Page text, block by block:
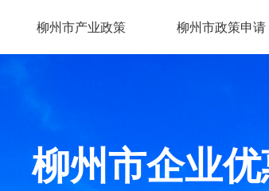
柳州市产业政策 柳州市政策申请
柳州市企业